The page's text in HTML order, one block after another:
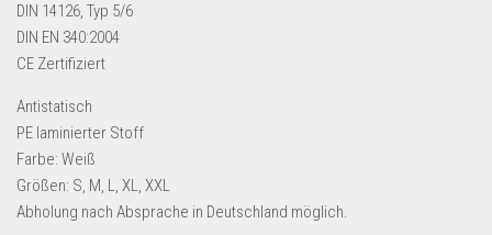
Sport & Freizeit
Uhren & Schmuck
Wohnen & Einrichten
Restposten-Angebote
eBay Restposten kaufen
DIN 14126, Typ 5/6
DIN EN 340:2004
CE Zertifiziert
Antistatisch
PE laminierter Stoff
Farbe: Weiß
Größen: S, M, L, XL, XXL
Abholung nach Absprache in Deutschland möglich.